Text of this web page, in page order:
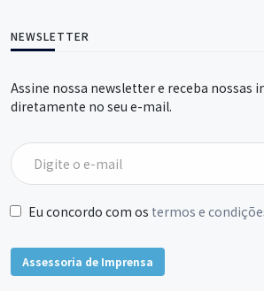
NEWSLETTER
Assine nossa newsletter e receba nossas
diretamente no seu e-mail.
Eu concordo com os termos e
Assessoria de Imprensa